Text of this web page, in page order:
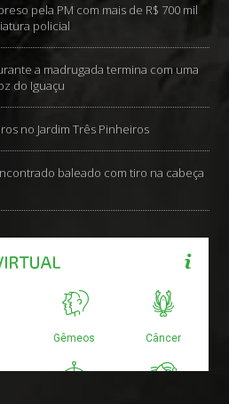
pela PM com mais de R$ 700 mil
policial
a madrugada termina com uma
do Iguaçu
no Jardim Três Pinheiros
baleado com tiro na cabeça